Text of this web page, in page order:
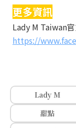
更多資訊
Lady M Taiwan官
https://
Lady M
甜點